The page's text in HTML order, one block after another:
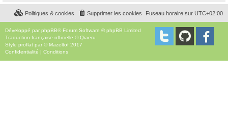
Fuseau horaire sur UTC+02:00
Supprimer les cookies
Politiques & cookies
Développé par phpBB® Forum Software © phpBB Limited
Traduction française officielle ©Qiaeru
Style proflat par © Mazeltof 2017
Confidentialité | Conditions